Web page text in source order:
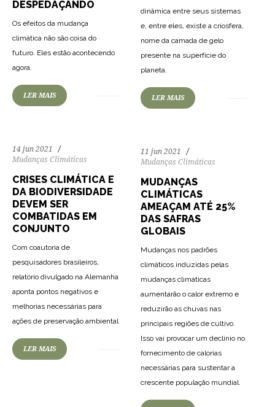
dinâmica entre seus sistemas
e, entre eles, existe a criosfera,
nome da camada de gelo
presente na superfície do
planeta.
LER MAIS
DESPEDAÇANDO
Os efeitos da mudança
climática não são coisa do
futuro. Eles estão acontecendo
agora.
LER MAIS
14 jun 2021
Mudanças Climáticas
CRISES CLIMÁTICA E
DA BIODIVERSIDADE
DEVEM SER
COMBATIDAS EM
CONJUNTO
Com coautoria de
pesquisadores brasileiros,
relatório divulgado na Alemanha
aponta pontos negativos e
melhorias necessárias para
ações de preservação ambiental
LER MAIS
11 jun 2021
Mudanças Climáticas
MUDANÇAS
CLIMÁTICAS
AMEAÇAM ATÉ 25%
DAS SAFRAS
GLOBAIS
Mudanças nos padrões
climáticos induzidas pelas
mudanças climáticas
aumentarão o calor extremo e
reduzirão as chuvas nas
principais regiões de cultivo.
Isso vai provocar um declínio no
fornecimento de calorias
necessárias para sustentar a
crescente população mundial.